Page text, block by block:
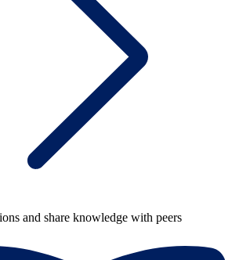
and share knowledge with peers